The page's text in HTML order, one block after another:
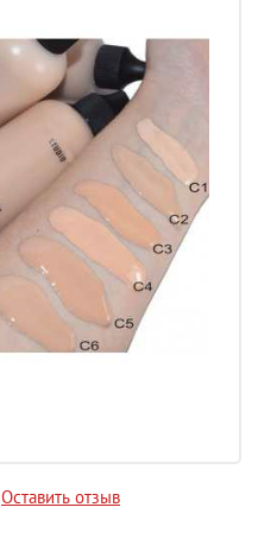
Оставить отзыв